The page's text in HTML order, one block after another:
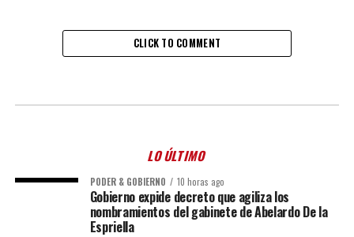
CLICK TO COMMENT
LO ÚLTIMO
PODER & GOBIERNO 10 horas ago
Gobierno expide decreto que agiliza los
nombramientos del gabinete de Abelardo De la
Espriella